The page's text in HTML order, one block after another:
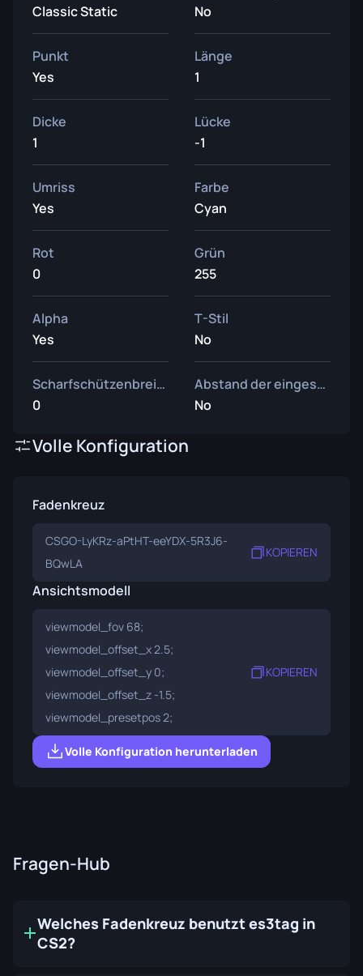
Classic Static
No
Punkt
Yes
Länge
1
Dicke
1
Lücke
-1
Umriss
Yes
Farbe
Cyan
Rot
0
Grün
255
Alpha
Yes
T-Stil
No
Scharfschützenbreite
0
Abstand der eingesetzten Waffe
No
Volle Konfiguration
Fadenkreuz
CSGO-LyKRz-aPtHT-eeYDX-5R3J6-
BQwLA
KOPIEREN
Ansichtsmodell
viewmodel_fov 68;
viewmodel_offset_x 2.5;
viewmodel_offset_y 0;
viewmodel_offset_z -1.5;
viewmodel_presetpos 2;
KOPIEREN
Volle Konfiguration herunterladen
Fragen-Hub
Welches Fadenkreuz benutzt es3tag in
CS2?